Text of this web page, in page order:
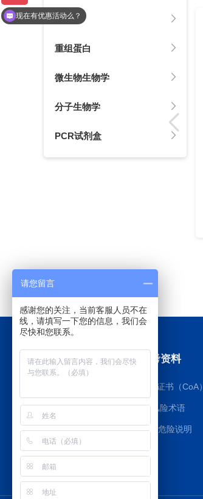
抗体
重组蛋白
微生物生物学
分子生物学
PCR试剂盒
订购指南
大包装询价
付款方式
参考资料
质检证书（CoA）
RS风险术语
GHS危险说明
现在有优惠活动么？
请您留言
感谢您的关注，当前客服人员不在
线，请填写一下您的信息，我们会
尽快和您联系。